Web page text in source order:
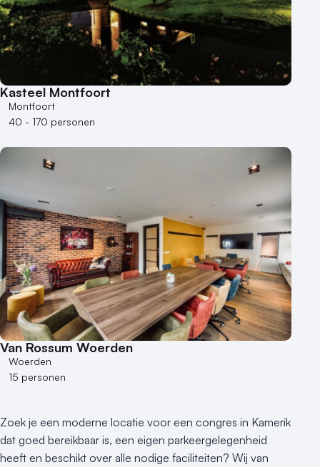
Kasteel Montfoort
Montfoort
40 - 170 personen
Van Rossum Woerden
Woerden
15 personen
Zoek je een moderne locatie voor een congres in Kamerik
dat goed bereikbaar is, een eigen parkeergelegenheid
heeft en beschikt over alle nodige faciliteiten? Wij van